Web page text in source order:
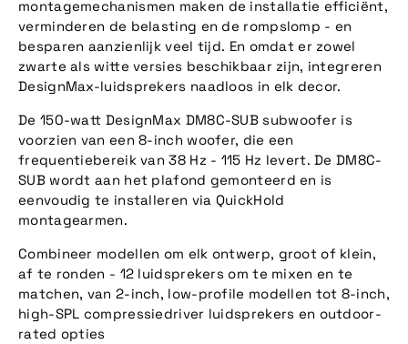
montagemechanismen maken de installatie efficiënt,
verminderen de belasting en de rompslomp - en
besparen aanzienlijk veel tijd. En omdat er zowel
zwarte als witte versies beschikbaar zijn, integreren
DesignMax-luidsprekers naadloos in elk decor.
De 150-watt DesignMax DM8C-SUB subwoofer is
voorzien van een 8-inch woofer, die een
frequentiebereik van 38 Hz - 115 Hz levert. De DM8C-
SUB wordt aan het plafond gemonteerd en is
eenvoudig te installeren via QuickHold
montagearmen.
Combineer modellen om elk ontwerp, groot of klein,
af te ronden - 12 luidsprekers om te mixen en te
matchen, van 2-inch, low-profile modellen tot 8-inch,
high-SPL compressiedriver luidsprekers en outdoor-
rated opties